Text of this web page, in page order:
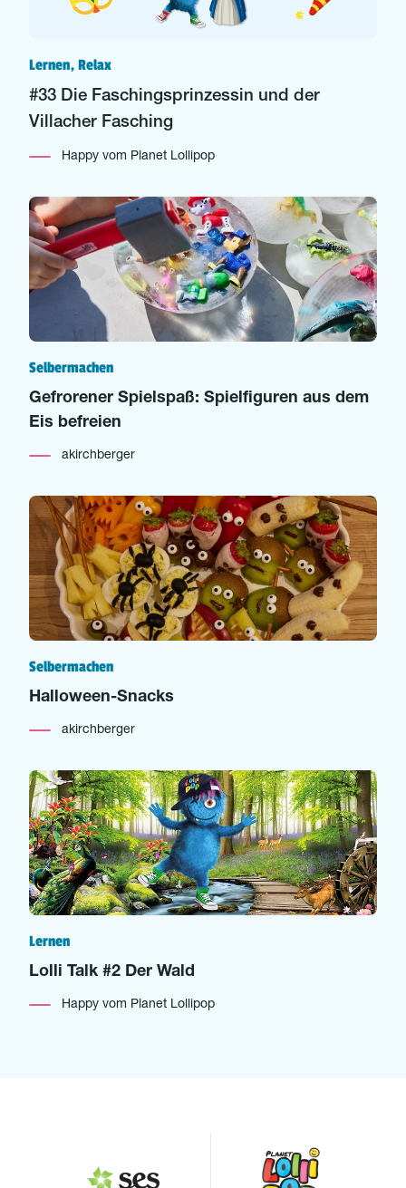
Lernen, Relax
#33 Die Faschingsprinzessin und der
Villacher Fasching
Happy vom Planet Lollipop
Selbermachen
Gefrorener Spielspaß: Spielfiguren aus dem
Eis befreien
akirchberger
Selbermachen
Halloween-Snacks
akirchberger
Lernen
Lolli Talk #2 Der Wald
Happy vom Planet Lollipop